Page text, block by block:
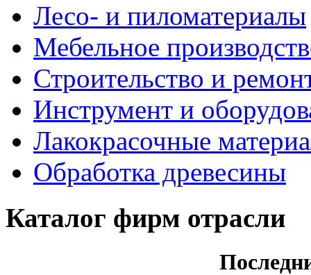
Лесо- и пиломатериалы
Мебельное
Строительство и
Инструмент и
Лакокрасочные
Обработка древесины
Каталог фирм отрасли